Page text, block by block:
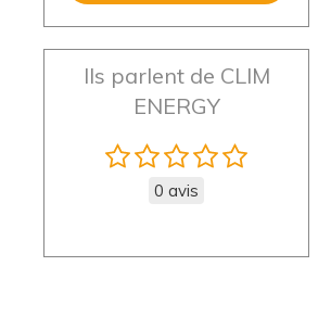
Ils parlent de CLIM
ENERGY
0 avis